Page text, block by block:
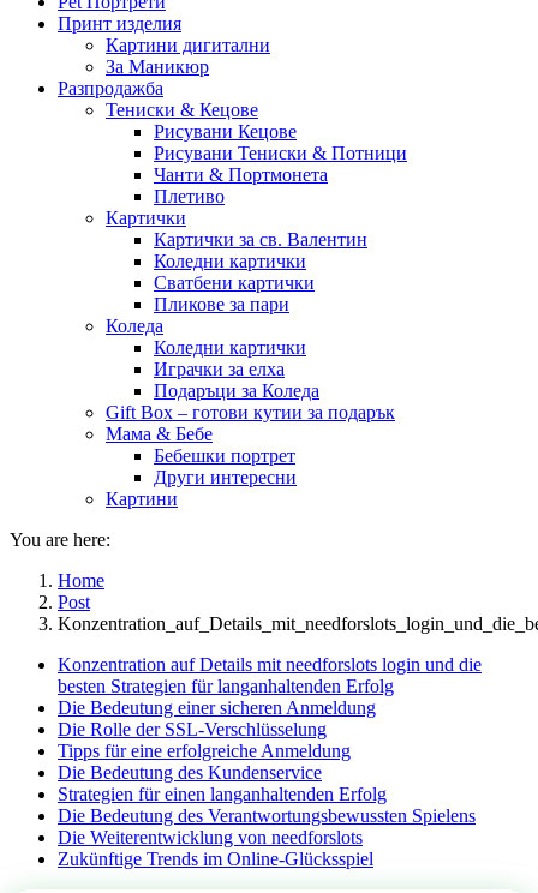
Принт изделия
Картини дигитални
За Маникюр
Разпродажба
Тениски & Кецове
Рисувани Кецове
Рисувани Тениски & Потници
Чанти & Портмонета
Плетиво
Картички
Картички за св. Валентин
Коледни картички
Сватбени картички
Пликове за пари
Коледа
Коледни картички
Играчки за елха
Подаръци за Коледа
Gift Box – готови кутии за подарък
Мама & Бебе
Бебешки портрет
Други интересни
Картини
You are here:
Home
Post
Konzentration auf Details mit needforslots login und die
besten Strategien für langanhaltenden Erfolg
Die Bedeutung einer sicheren Anmeldung
Die Rolle der SSL-Verschlüsselung
Tipps für eine erfolgreiche Anmeldung
Die Bedeutung des Kundenservice
Strategien für einen langanhaltenden Erfolg
Die Bedeutung des Verantwortungsbewussten Spielens
Die Weiterentwicklung von needforslots
Zukünftige Trends im Online-Glücksspiel